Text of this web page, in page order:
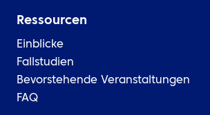
Ressourcen
Einblicke
Fallstudien
Bevorstehende Veranstaltungen
FAQ